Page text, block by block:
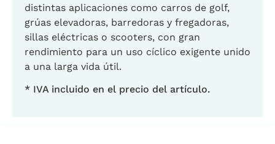
distintas aplicaciones como carros de golf,
grúas elevadoras, barredoras y fregadoras,
sillas eléctricas o scooters, con gran
rendimiento para un uso cíclico exigente unido
a una larga vida útil.
* IVA incluido en el precio del artículo.